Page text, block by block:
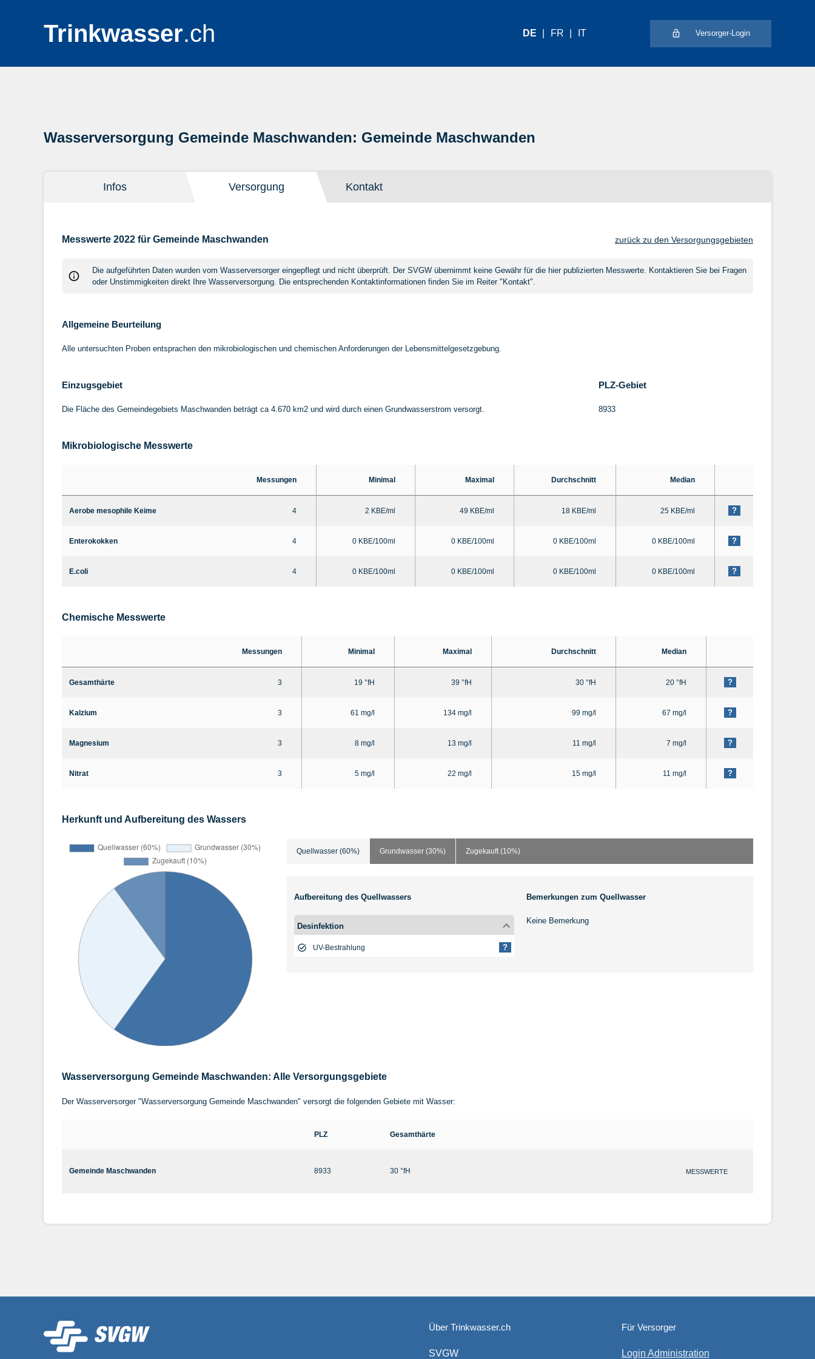
Trinkwasser.ch DE FR IT Versorger-Login
Wasserversorgung Gemeinde Maschwanden: Gemeinde Maschwanden
Infos Versorgung Kontakt
Messwerte 2022 für Gemeinde Maschwanden zurück zu den Versorgungsgebieten
Die aufgeführten Daten wurden vom Wasserversorger eingepflegt und nicht überprüft. Der SVGW übernimmt keine Gewähr für die hier publizierten Messwerte. Kontaktieren Sie bei Fragen
oder Unstimmigkeiten direkt Ihre Wasserversorgung. Die entsprechenden Kontaktinformationen finden Sie im Reiter "Kontakt".
Allgemeine Beurteilung
Alle untersuchten Proben entsprachen den mikrobiologischen und chemischen Anforderungen der Lebensmittelgesetzgebung.
Einzugsgebiet
Die Fläche des Gemeindegebiets Maschwanden beträgt ca 4.670 km2 und wird durch einen Grundwasserstrom versorgt.
PLZ-Gebiet
8933
Mikrobiologische Messwerte
Messungen Minimal Maximal Durchschnitt Median
Aerobe mesophile Keime 4 2 KBE/ml 49 KBE/ml 18 KBE/ml 25 KBE/ml ?
Enterokokken 4 0 KBE/100ml 0 KBE/100ml 0 KBE/100ml 0 KBE/100ml ?
E.coli 4 0 KBE/100ml 0 KBE/100ml 0 KBE/100ml 0 KBE/100ml ?
Chemische Messwerte
Messungen Minimal Maximal Durchschnitt Median
Gesamthärte 3 19 °fH 39 °fH 30 °fH 20 °fH ?
Kalzium 3 61 mg/l 134 mg/l 99 mg/l 67 mg/l ?
Magnesium 3 8 mg/l 13 mg/l 11 mg/l 7 mg/l ?
Nitrat 3 5 mg/l 22 mg/l 15 mg/l 11 mg/l ?
Herkunft und Aufbereitung des Wassers
Quellwasser (60%) Grundwasser (30%) Zugekauft (10%)
Aufbereitung des Quellwassers
Desinfektion
UV-Bestrahlung ?
Bemerkungen zum Quellwasser
Keine Bemerkung
Wasserversorgung Gemeinde Maschwanden: Alle Versorgungsgebiete
Der Wasserversorger "Wasserversorgung Gemeinde Maschwanden" versorgt die folgenden Gebiete mit Wasser:
PLZ Gesamthärte
Gemeinde Maschwanden 8933 30 °fH MESSWERTE
Über Trinkwasser.ch
SVGW
Für Versorger
Login Administration